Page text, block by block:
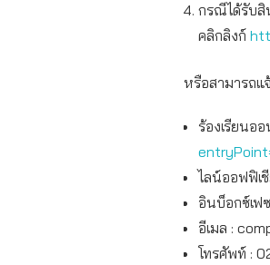
กรณีได้รับสิ
คลิกลิงก์
หรือสามารถแ
ร้องเรียนอ
ไลน์ออฟฟิเ
อินบ็อกซ์เฟ
อีเมล :
โทรศัพท์ :